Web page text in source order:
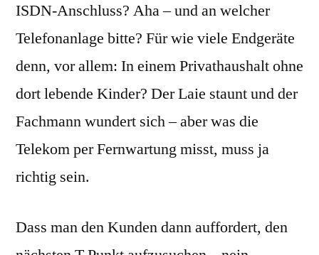
ISDN-Anschluss? Aha – und an welcher
Telefonanlage bitte? Für wie viele Endgeräte
denn, vor allem: In einem Privathaushalt ohne
dort lebende Kinder? Der Laie staunt und der
Fachmann wundert sich – aber was die
Telekom per Fernwartung misst, muss ja
richtig sein.
Dass man den Kunden dann auffordert, den